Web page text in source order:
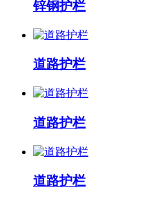
锌钢护栏
道路护栏
道路护栏
道路护栏